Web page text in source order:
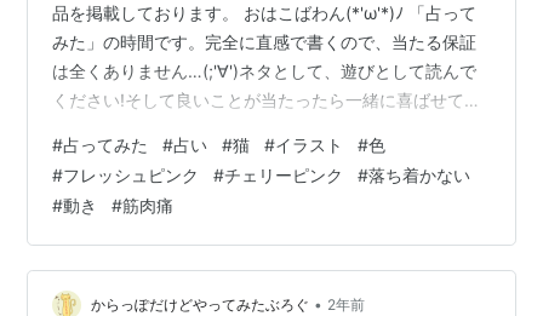
品を掲載しております。 おはこばわん(*'ω'*)ﾉ 「占って
みた」の時間です。完全に直感で書くので、当たる保証
は全くありません…(;'∀')ネタとして、遊びとして読んで
ください!そして良いことが当たったら一緒に喜ばせてく
日の運勢にするもよし夜 🌛読んで明日の運勢にするもよ
し来週、来月の…なんてのもありでご自由にして頂けれ
ばと考えています。 それではやってみよう('ω')ﾉ 次の２
色のうち、どちらかを選んでください。結果は下～ ～～
結果 ～～ フレッシュピンクを選んだ方… なんとなく落ち
着…
#占ってみた #占い #猫 #イラスト #色
#フレッシュピンク #チェリーピンク #落ち着かない
#動き #筋肉痛
からっぽだけどやってみたぶろぐ • 2年前